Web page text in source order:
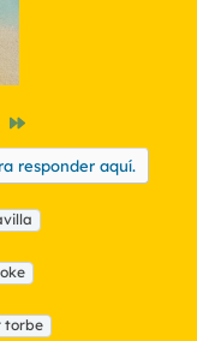
responder aquí.
torbe